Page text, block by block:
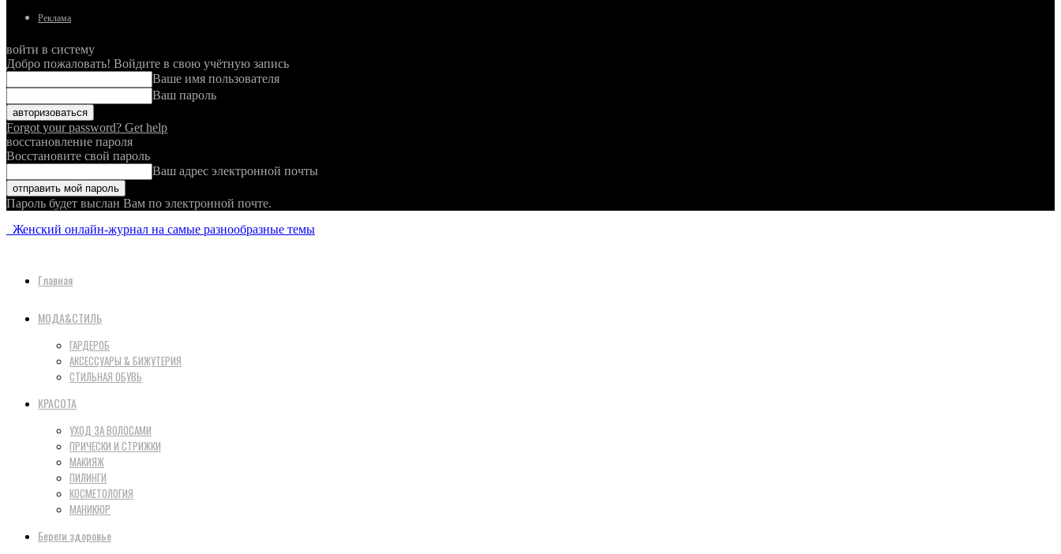
Реклама
войти в систему
Добро пожаловать! Войдите в свою учётную запись
Ваше имя пользователя
Ваш пароль
Forgot your password? Get help
восстановление пароля
Восстановите свой пароль
Ваш адрес электронной почты
Пароль будет выслан Вам по электронной почте.
Женский онлайн-журнал на самые разнообразные темы
Главная
МОДА&СТИЛЬ
ГАРДЕРОБ
АКСЕССУАРЫ & БИЖУТЕРИЯ
СТИЛЬНАЯ ОБУВЬ
КРАСОТА
УХОД ЗА ВОЛОСАМИ
ПРИЧЕСКИ И СТРИЖКИ
МАКИЯЖ
ПИЛИНГИ
КОСМЕТОЛОГИЯ
МАНИКЮР
Береги здоровье